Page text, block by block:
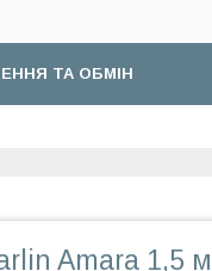
ТА ОБМІН
Amara 1,5